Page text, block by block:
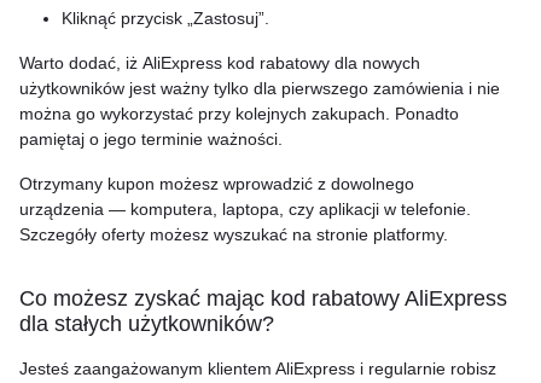
Kliknąć przycisk „Zastosuj”.
Warto dodać, iż AliExpress kod rabatowy dla nowych
użytkowników jest ważny tylko dla pierwszego zamówienia i nie
można go wykorzystać przy kolejnych zakupach. Ponadto
pamiętaj o jego terminie ważności.
Otrzymany kupon możesz wprowadzić z dowolnego
urządzenia — komputera, laptopa, czy aplikacji w telefonie.
Szczegóły oferty możesz wyszukać na stronie platformy.
Co możesz zyskać mając kod rabatowy AliExpress
dla stałych użytkowników?
Jesteś zaangażowanym klientem AliExpress i regularnie robisz